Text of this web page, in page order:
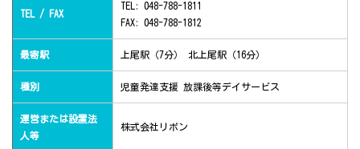
TEL / FAX
TEL: 048-788-1811
FAX: 048-788-1812
最寄駅 上尾駅（7分） 北上尾駅（16分）
種別 児童発達支援 放課後等デイサービス
運営または設置法
人等
株式会社リボン